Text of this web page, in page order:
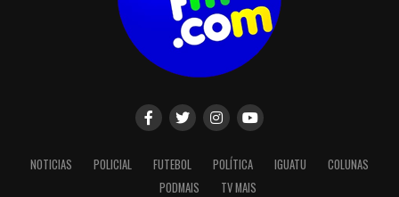
NOTICIAS POLICIAL FUTEBOL POLÍTICA IGUATU
COLUNAS
PODMAIS
TV MAIS